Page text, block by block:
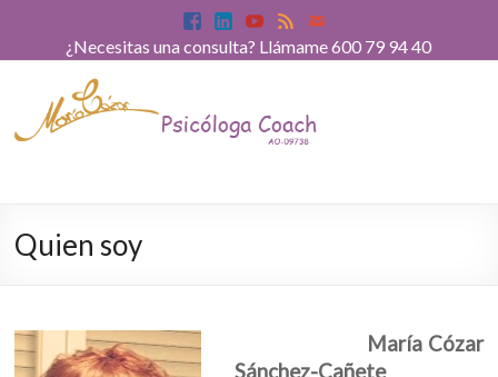
¿Necesitas una consulta? Llámame 600 79 94 40
Quien soy
María Cózar
Sánchez-Cañete